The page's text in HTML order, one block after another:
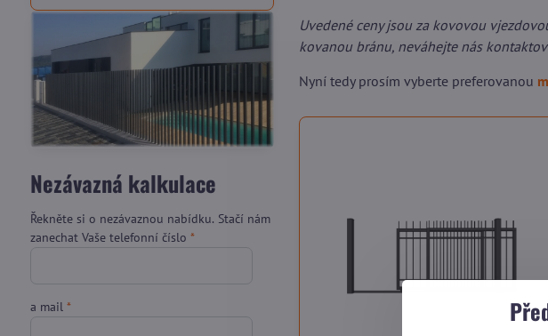
Uvedené ceny jsou za kovovou
kovanou bránu, neváhejte nás
Nyní tedy prosím vyberte preferovanou
Nezávazná kalkulace
Řekněte si o nezávaznou nabídku. Stačí nám
zanechat Vaše telefonní číslo *
a mail *